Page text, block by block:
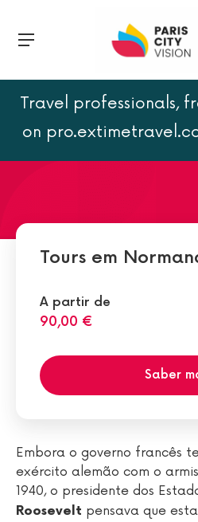
Travel professionals,
on
A história da
Tours em
A partir de
90,00 €
Saber
Embora o governo francês
exército alemão com o
1940, o presidente dos
Roosevelt pensava que